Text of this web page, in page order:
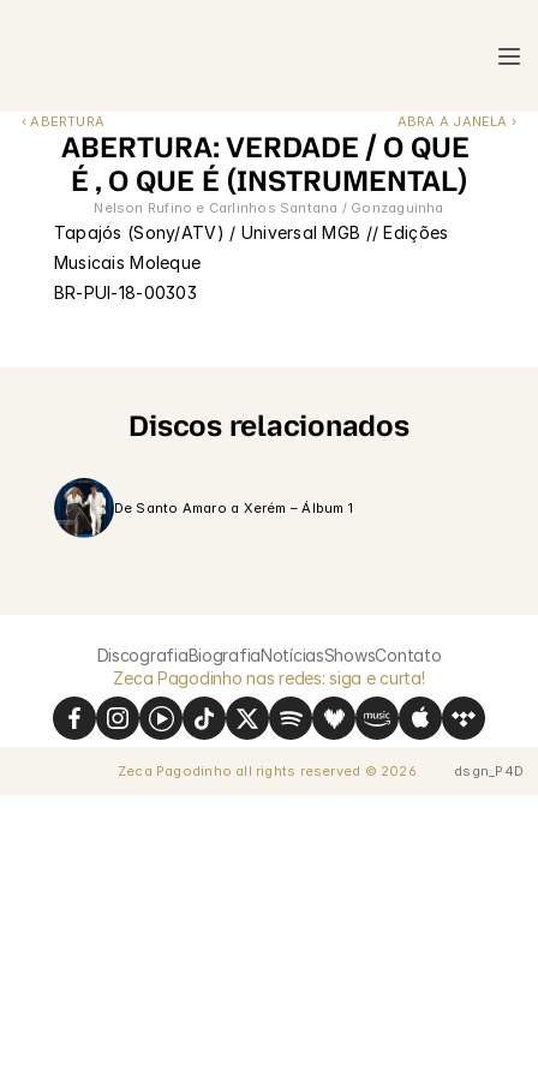
‹ ABERTURA ABRA A JANELA ›
ABERTURA: VERDADE / O QUE
É , O QUE É (INSTRUMENTAL)
Nelson Rufino e Carlinhos Santana / Gonzaguinha
Tapajós (Sony/ATV) / Universal MGB // Edições
Musicais Moleque
BR-PUI-18-00303
Discos relacionados
De Santo Amaro a Xerém – Álbum 1
DiscografiaBiografiaNotíciasShowsContato
Zeca Pagodinho nas redes: siga e curta!
Zeca Pagodinho all rights reserved © 2026 dsgn_P4D